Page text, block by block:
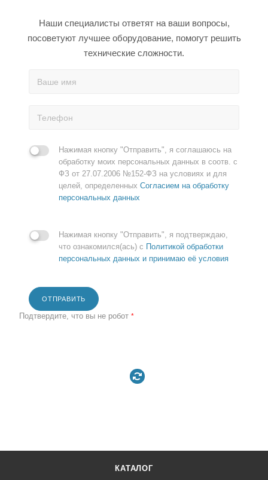
Наши специалисты ответят на ваши вопросы,
посоветуют лучшее оборудование, помогут решить
технические сложности.
Нажимая кнопку "Отправить", я соглашаюсь на
обработку моих персональных данных в соотв. с
ФЗ от 27.07.2006 №152-ФЗ на условиях и для
целей, определенных Согласием на обработку
персональных данных
Нажимая кнопку "Отправить", я подтверждаю,
что ознакомился(ась) с Политикой обработки
персональных данных и принимаю её условия
ОТПРАВИТЬ
Подтвердите, что вы не робот *
КАТАЛОГ